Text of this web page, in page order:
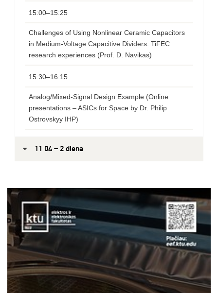
15:00–15:25
Challenges of Using Nonlinear Ceramic Capacitors
in Medium-Voltage Capacitive Dividers. TiFEC
research experiences (Prof. D. Navikas)
15:30–16:15
Analog/Mixed-Signal Design Example (Online
presentations – ASICs for Space by Dr. Philip
Ostrovskyy IHP)
11 04 – 2 diena